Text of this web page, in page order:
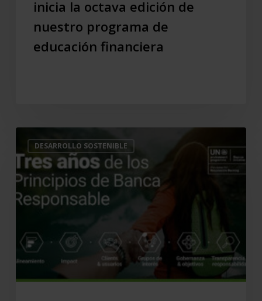
nuestro
educación
inicia la octava edición de
nuestro programa de
educación financiera
DESARROLLO SOSTENIBLE
Aniversario
los
Principios
Responsable